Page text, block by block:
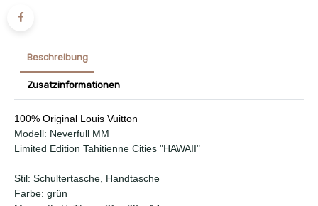
Beschreibung
Zusatzinformationen
100% Original Louis Vuitton
Modell: Neverfull MM
Limited Edition Tahitienne Cities "HAWAII"
Stil: Schultertasche, Handtasche
Farbe: grün